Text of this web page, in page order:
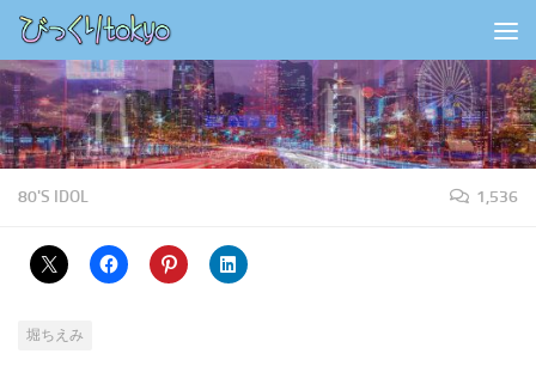
コンテンツの下
80'S IDOL 1,536
堀ちえみ